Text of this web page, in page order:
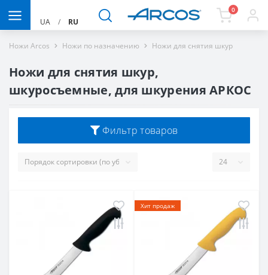
UA / RU
0
Ножи Arcos Ножи по назначению Ножи для снятия шкур
Ножи для снятия шкур,
шкуросъемные, для шкурения АРКОС
Фильтр товаров
Хит продаж